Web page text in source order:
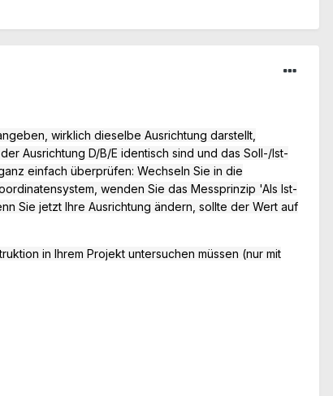
wirklich dieselbe Ausrichtung darstellt,
Ausrichtung D/B/E identisch sind und das Soll-/Ist-
einfach überprüfen: Wechseln Sie in die
wenden Sie das Messprinzip 'Als Ist-
Sie jetzt Ihre Ausrichtung ändern, sollte der Wert auf
in Ihrem Projekt untersuchen müssen (nur mit